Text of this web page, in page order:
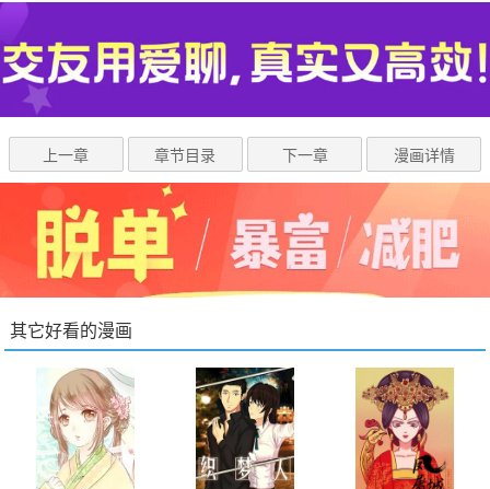
上一章 章节目录 下一章 漫画详情
其它好看的漫画